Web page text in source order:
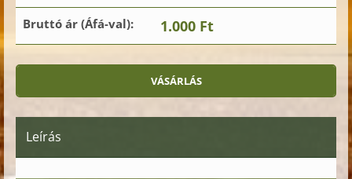
Bruttó ár (Áfá-val): 1.000 Ft
Leírás